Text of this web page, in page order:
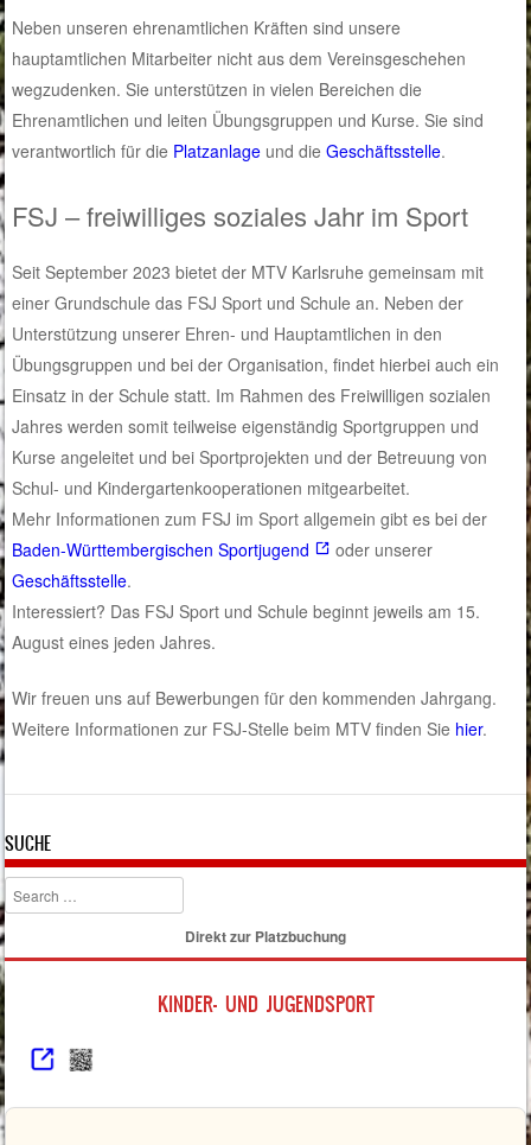
Neben unseren ehrenamtlichen Kräften sind unsere
hauptamtlichen Mitarbeiter nicht aus dem Vereinsgeschehen
wegzudenken. Sie unterstützen in vielen Bereichen die
Ehrenamtlichen und leiten Übungsgruppen und Kurse. Sie sind
verantwortlich für die Platzanlage und dieGeschäftsstelle.
FSJ – freiwilliges soziales Jahr im Sport
Seit September 2023 bietet der MTV Karlsruhe gemeinsam mit
einer Grundschule das FSJ Sport und Schule an. Neben der
Unterstützung unserer Ehren- und Hauptamtlichen in den
Übungsgruppen und bei der Organisation, findet hierbei auch ein
Einsatz in der Schule statt. Im Rahmen des Freiwilligen sozialen
Jahres werden somit teilweise eigenständig Sportgruppen und
Kurse angeleitet und bei Sportprojekten und der Betreuung von
Schul- und Kindergartenkooperationen mitgearbeitet.
Mehr Informationen zum FSJ im Sport allgemein gibt es bei der
Baden-Württembergischen Sportjugend
oder unserer
Geschäftsstelle.
Interessiert? Das FSJ Sport und Schule beginnt jeweils am 15.
August eines jeden Jahres.
Wir freuen uns auf Bewerbungen für den kommenden Jahrgang.
Weitere Informationen zur FSJ-Stelle beim MTV finden Sie hier.
SUCHE
Search
Direkt zur Platzbuchung
KINDER- UND JUGENDSPORT